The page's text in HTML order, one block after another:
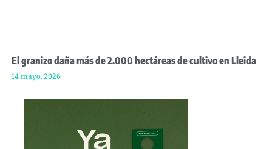
El granizo daña más de 2.000 hectáreas de cultivo en Lleida
14 mayo, 2026